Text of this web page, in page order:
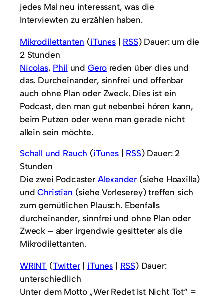
jedes Mal neu interessant, was die
Interviewten zu erzählen haben.
Mikrodilettanten (iTunes| RSS) Dauer: um die
2 Stunden
Nicolas, Phil und Gero reden über dies und
das. Durcheinander, sinnfrei und offenbar
auch ohne Plan oder Zweck. Dies ist ein
Podcast, den man gut nebenbei hören kann,
beim Putzen oder wenn man gerade nicht
allein sein möchte.
Schall und Rauch (iTunes| RSS) Dauer: 2
Stunden
Die zwei Podcaster Alexander (siehe Hoaxilla)
undChristian (siehe Vorleserey) treffen sich
zum gemütlichen Plausch. Ebenfalls
durcheinander, sinnfrei und ohne Plan oder
Zweck – aber irgendwie gesitteter als die
Mikrodilettanten.
WRINT (Twitter| iTunes | RSS) Dauer:
unterschiedlich
Unter dem Motto „Wer Redet Ist Nicht Tot“ =